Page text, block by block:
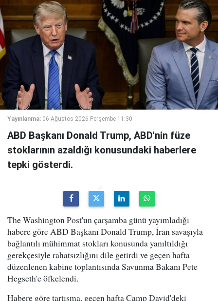
Yayınlanma: 06 Ağustos 2026 Perşembe 11:30
ABD Başkanı Donald Trump, ABD'nin füze
stoklarının azaldığı konusundaki haberlere
tepki gösterdi.
The Washington Post'un çarşamba günü yayımladığı
habere göre ABD Başkanı Donald Trump, İran savaşıyla
bağlantılı mühimmat stokları konusunda yanıltıldığı
gerekçesiyle rahatsızlığını dile getirdi ve geçen hafta
düzenlenen kabine toplantısında Savunma Bakanı Pete
Hegseth'e öfkelendi.
Habere göre tartışma, geçen hafta Camp David'deki